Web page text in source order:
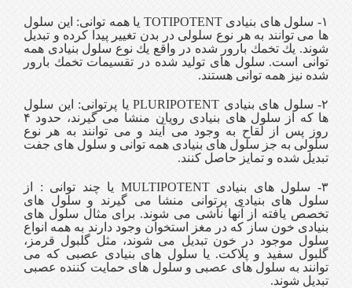
۱- سلول های بنیادی TOTIPOTENT یا همه توانی: این سلول
ها می توانند به هر نوع سلولی در بدن تغییر پیدا كرده و تبدیل
شوند. یك تخمك بارور شده در واقع یك نوع سلول بنیادی همه
توانی است. سلول های تولید شده در تقسیمات تخمك بارور
شده نیز همه توانی هستند.
۲- سلول های بنیادی PLURIPOTENT یا پرتوانی: این سلول
ها كه از سلول های بنیادی رویان منشا می گیرند، حدود ۴
روز پس از لقاح به وجود می آیند و می توانند به هر نوع
سلولی به جز سلول های بنیادی همه توانی و سلول های جفت
تبدیل شده و تمایز حاصل كنند.
۳- سلول های بنیادی MULTIPOTENT یا چند توانی : از
سلول های بنیادی پرتوانی منشا می گیرند و سلول های
تخصص یافته از آنها ناشی می شوند. برای مثال سلول های
بنیادی خون ساز كه در مغز استخوان وجود دارند به همه انواع
سلول موجود در خون تبدیل می شوند، مثل گلبول قرمز،
گلبول سفید و پلاكت. یا سلول های بنیادی عصبی كه می
توانند به سلول های عصبی و سلول های حمایت كننده عصبی
تبدیل شوند.